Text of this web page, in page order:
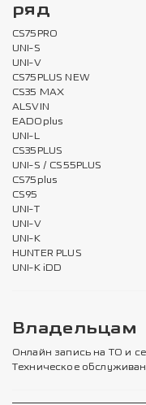
ряд
CS75PRO
UNI-S
UNI-V
CS75PLUS NEW
CS35 MAX
ALSVIN
EADOplus
UNI-L
CS35PLUS
UNI-S / CS55PLUS
CS75plus
CS95
UNI-T
UNI-V
UNI-K
HUNTER PLUS
UNI-K iDD
Владельцам
Онлайн запись на ТО и
Техническое